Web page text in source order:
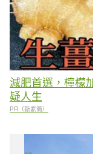
減肥首選，檸檬
疑人生
PR（新素簡）